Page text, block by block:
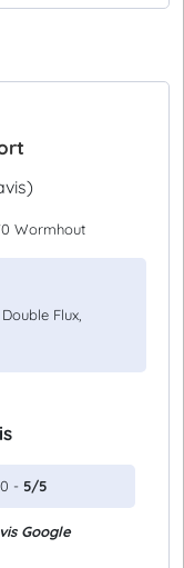
Wormhout
Flux,
- 5/5
Google